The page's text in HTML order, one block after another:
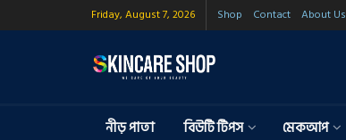
Friday, August 7, 2026 Shop Contact About Us
নীড় পাতা বিউটি টিপস মেকআপ